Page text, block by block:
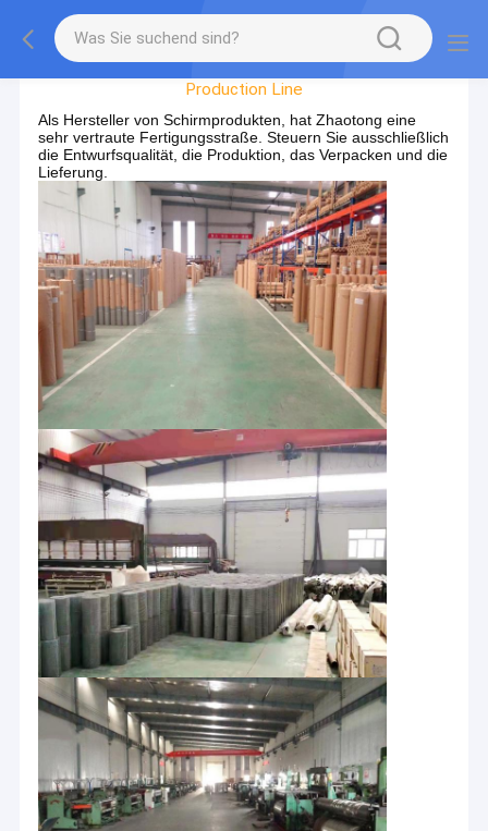
Werksbesichtigung
Production Line
Als Hersteller von Schirmprodukten, hat Zhaotong eine
sehr vertraute Fertigungsstraße. Steuern Sie ausschließlich
die Entwurfsqualität, die Produktion, das Verpacken und die
Lieferung.